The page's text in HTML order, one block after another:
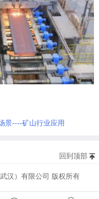
景----矿山行业应用
回到顶部
汉）有限公司 版权所有